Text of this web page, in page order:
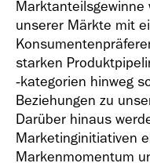
unserer Märkte mit
starken
‑kategorien hinweg
Beziehungen zu
Darüber hinaus
Marketinginitiativen
Markenmomentum